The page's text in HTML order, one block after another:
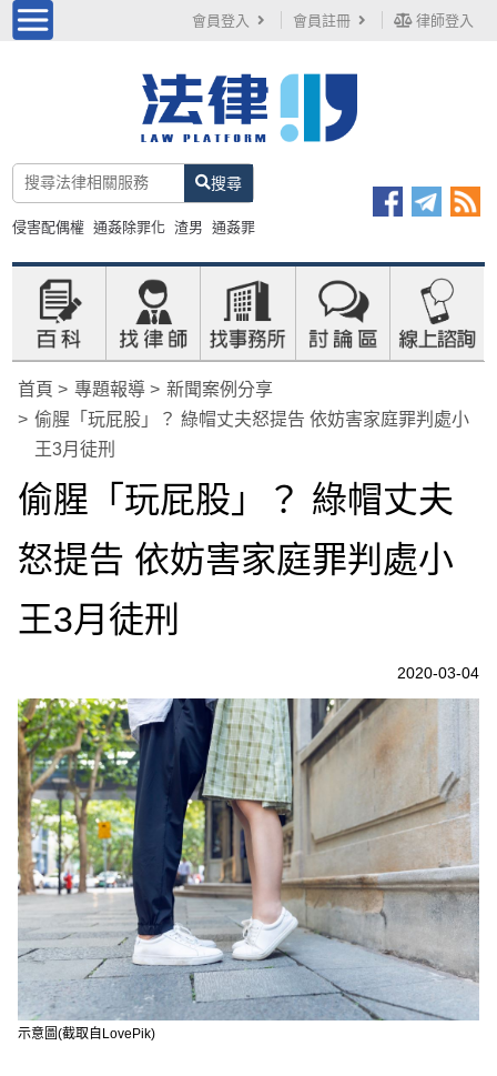
會員登入 會員註冊 律師登入
搜尋
侵害配偶權 通姦除罪化 渣男 通姦罪
首頁 專題報導
新聞案例分享
偷腥「玩屁股」？ 綠帽丈夫怒提告 依妨害家庭罪判處小
王3月徒刑
偷腥「玩屁股」？ 綠帽丈夫
怒提告 依妨害家庭罪判處小
王3月徒刑
2020-03-04
示意圖(截取自LovePik)